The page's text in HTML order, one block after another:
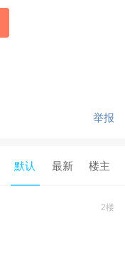
举报
默认 最新 楼主
2楼